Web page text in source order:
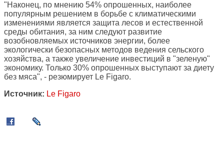
"Наконец, по мнению 54% опрошенных, наиболее
популярным решением в борьбе с климатическими
изменениями является защита лесов и естественной
среды обитания, за ним следуют развитие
возобновляемых источников энергии, более
экологически безопасных методов ведения сельского
хозяйства, а также увеличение инвестиций в "зеленую"
экономику. Только 30% опрошенных выступают за диету
без мяса", - резюмирует Le Figaro.
Источник: Le Figaro